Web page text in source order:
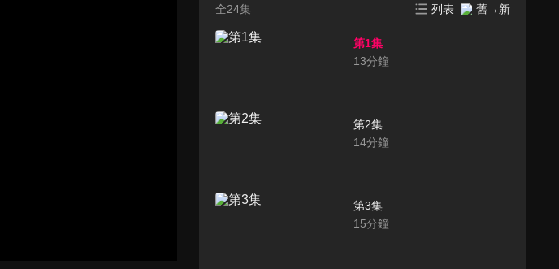
全24集 列表 舊→新
第1集
13分鐘
第2集
14分鐘
第3集
15分鐘